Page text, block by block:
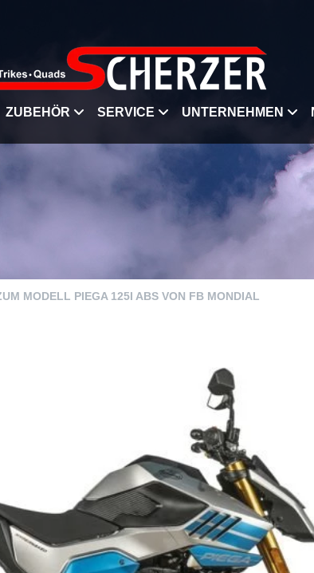
ZUBEHÖR SERVICE UNTERNEHMEN
MODELL PIEGA 125I ABS VON FB MONDIAL